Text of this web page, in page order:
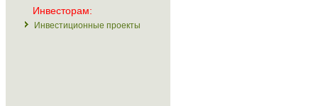
Инвесторам:
Инвестиционные проекты